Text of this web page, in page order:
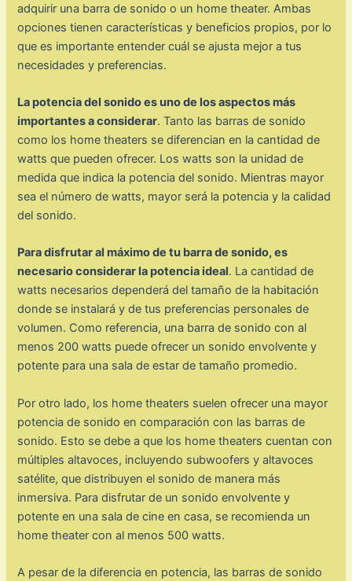
adquirir una barra de sonido o un home theater. Ambas
opciones tienen características y beneficios propios, por lo
que es importante entender cuál se ajusta mejor a tus
necesidades y preferencias.
La potencia del sonido es uno de los aspectos más
importantes a considerar. Tanto las barras de sonido
como los home theaters se diferencian en la cantidad de
watts que pueden ofrecer. Los watts son la unidad de
medida que indica la potencia del sonido. Mientras mayor
sea el número de watts, mayor será la potencia y la calidad
del sonido.
Para disfrutar al máximo de tu barra de sonido, es
necesario considerar la potencia ideal. La cantidad de
watts necesarios dependerá del tamaño de la habitación
donde se instalará y de tus preferencias personales de
volumen. Como referencia, una barra de sonido con al
menos 200 watts puede ofrecer un sonido envolvente y
potente para una sala de estar de tamaño promedio.
Por otro lado, los home theaters suelen ofrecer una mayor
potencia de sonido en comparación con las barras de
sonido. Esto se debe a que los home theaters cuentan con
múltiples altavoces, incluyendo subwoofers y altavoces
satélite, que distribuyen el sonido de manera más
inmersiva. Para disfrutar de un sonido envolvente y
potente en una sala de cine en casa, se recomienda un
home theater con al menos 500 watts.
A pesar de la diferencia en potencia, las barras de sonido